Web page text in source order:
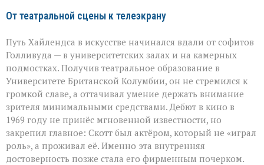
От театральной сцены к телеэкрану
Путь Хайлендса в искусстве начинался вдали от софитов
Голливуда — в университетских залах и на камерных
подмостках. Получив театральное образование в
Университете Британской Колумбии, он не стремился к
громкой славе, а оттачивал умение держать внимание
зрителя минимальными средствами. Дебют в кино в
1969 году не принёс мгновенной известности, но
закрепил главное: Скотт был актёром, который не «играл
роль», а проживал её. Именно эта внутренняя
достоверность позже стала его фирменным почерком.